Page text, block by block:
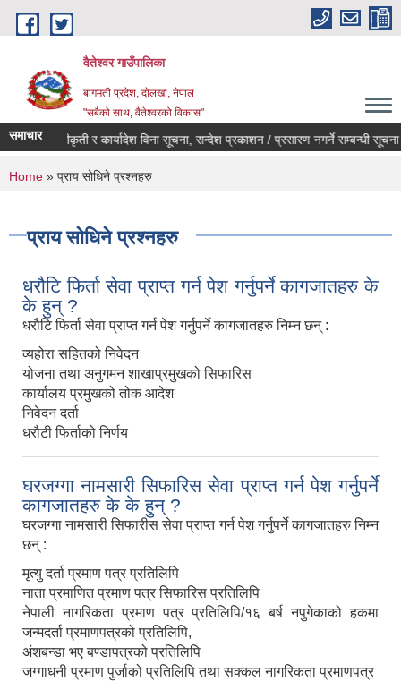
Skip to main content
वैतेश्वर गाउँपालिका
बागमती प्रदेश, दाेलखा, नेपाल
"सबैको साथ, वैतेश्वरको विकास"
समाचार
पूर्व स्वीकृती र कार्यादेश विना सूचना, सन्देश प्रकाशन / प्रसारण नगर्ने सम्बन्धी सूचना ।
You are here
Home » प्राय सोधिने प्रश्नहरु
प्राय सोधिने प्रश्नहरु
धरौटि फिर्ता सेवा प्राप्त गर्न पेश गर्नुपर्ने कागजातहरु के
के हुन् ?
धरौटि फिर्ता सेवा प्राप्त गर्न पेश गर्नुपर्ने कागजातहरु निम्न छन् :
व्यहोरा सहितको निवेदन
योजना तथा अनुगमन शाखाप्रमुखको सिफारिस
कार्यालय प्रमुखको तोक आदेश
निवेदन दर्ता
धरौटी फिर्ताको निर्णय
घरजग्गा नामसारी सिफारिस सेवा प्राप्त गर्न पेश गर्नुपर्ने
कागजातहरु के के हुन् ?
घरजग्गा नामसारी सिफारीस सेवा प्राप्त गर्न पेश गर्नुपर्ने कागजातहरु निम्न
छन् :
मृत्यु दर्ता प्रमाण पत्र प्रतिलिपि
नाता प्रमाणित प्रमाण पत्र सिफारिस प्रतिलिपि
नेपाली नागरिकता प्रमाण पत्र प्रतिलिपि/१६ बर्ष नपुगेकाको हकमा
जन्मदर्ता प्रमाणपत्रको प्रतिलिपि,
अंशबन्डा भए बण्डापत्रको प्रतिलिपि
जग्गाधनी प्रमाण पुर्जाको प्रतिलिपि तथा सक्कल नागरिकता प्रमाणपत्र